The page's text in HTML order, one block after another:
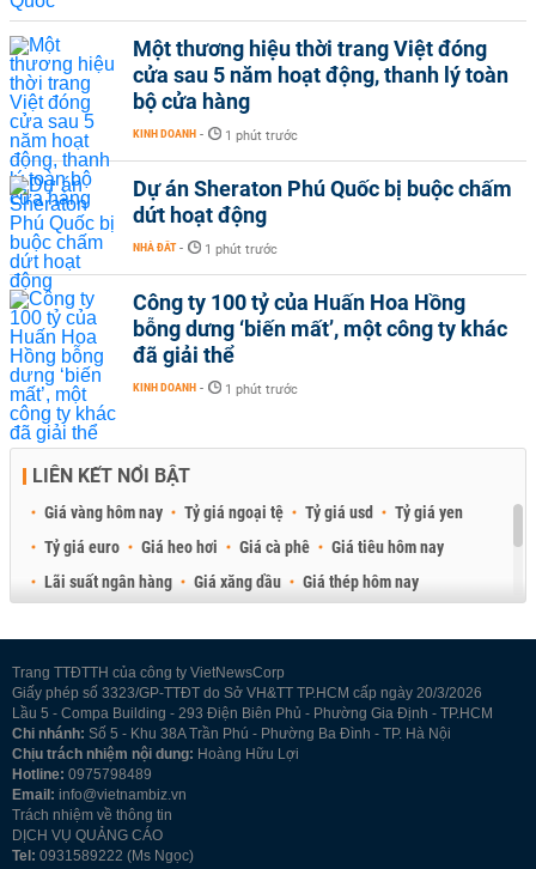
Một thương hiệu thời trang Việt đóng
cửa sau 5 năm hoạt động, thanh lý toàn
bộ cửa hàng
KINH DOANH - 1 phút trước
Dự án Sheraton Phú Quốc bị buộc chấm
dứt hoạt động
NHÀ ĐẤT - 1 phút trước
Công ty 100 tỷ của Huấn Hoa Hồng
bỗng dưng ‘biến mất’, một công ty khác
đã giải thể
KINH DOANH - 1 phút trước
LIÊN KẾT NỔI BẬT
Giá vàng hôm nay Tỷ giá ngoại tệ Tỷ giá usd
Tỷ giá yen
Tỷ giá euro
Giá heo hơi Giá cà phê
Giá tiêu hôm nay
Lãi suất ngân hàng
Giá xăng dầu
Giá thép hôm nay
Trang TTĐTTH của công ty VietNewsCorp
Giấy phép số 3323/GP-TTĐT do Sở VH&TT TP.HCM cấp ngày 20/3/2026
Lầu 5 - Compa Building - 293 Điện Biên Phủ - Phường Gia Định - TP.HCM
Chi nhánh: Số 5 - Khu 38A Trần Phú - Phường Ba Đình - TP. Hà Nội
Chịu trách nhiệm nội dung: Hoàng Hữu Lợi
Hotline: 0975798489
Email: info@vietnambiz.vn
Trách nhiệm về thông tin
DỊCH VỤ QUẢNG CÁO
Tel: 0931589222 (Ms Ngọc)